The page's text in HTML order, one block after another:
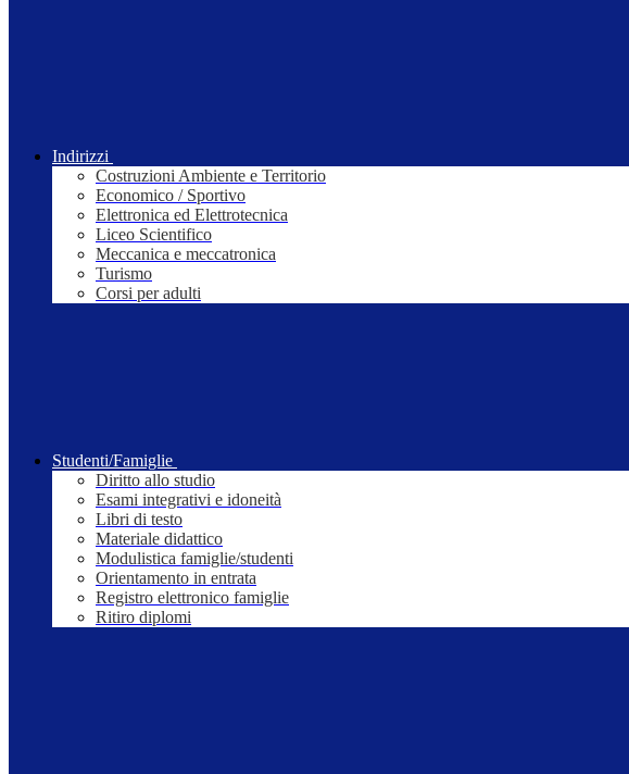
Indirizzi
Costruzioni Ambiente e Territorio
Economico / Sportivo
Elettronica ed Elettrotecnica
Liceo Scientifico
Meccanica e meccatronica
Turismo
Corsi per adulti
Studenti/Famiglie
Diritto allo studio
Esami integrativi e idoneità
Libri di testo
Materiale didattico
Modulistica famiglie/studenti
Orientamento in entrata
Registro elettronico famiglie
Ritiro diplomi